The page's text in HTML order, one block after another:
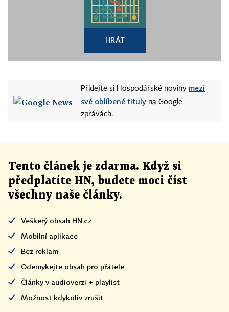
HRÁT
Přidejte si Hospodářské noviny mezi
své oblíbené tituly na Google
zprávách.
Tento článek je zdarma. Když si
předplatíte HN, budete moci číst
všechny naše články.
Veškerý obsah HN.cz
Mobilní aplikace
Bez reklam
Odemykejte obsah pro přátele
Články v audioverzi + playlist
Možnost kdykoliv zrušit